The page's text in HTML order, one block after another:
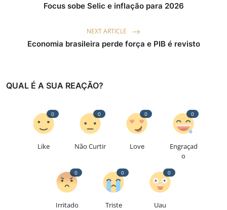
Focus sobe Selic e inflação para 2026
NEXT ARTICLE
Economia brasileira perde força e PIB é revisto
QUAL É A SUA REAÇÃO?
Like
0
Não Curtir
0
Love
0
Engraçad
o
0
Irritado
0
Triste
0
Uau
0